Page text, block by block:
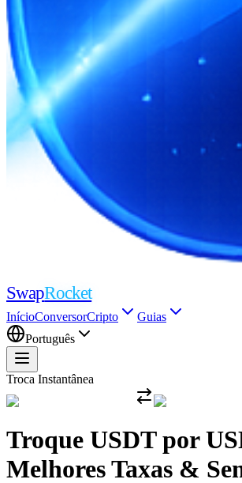
SwapRocket
InícioConversorCripto
Guias
Português
Troca Instantânea
Troque USDT por
Melhores Taxas &